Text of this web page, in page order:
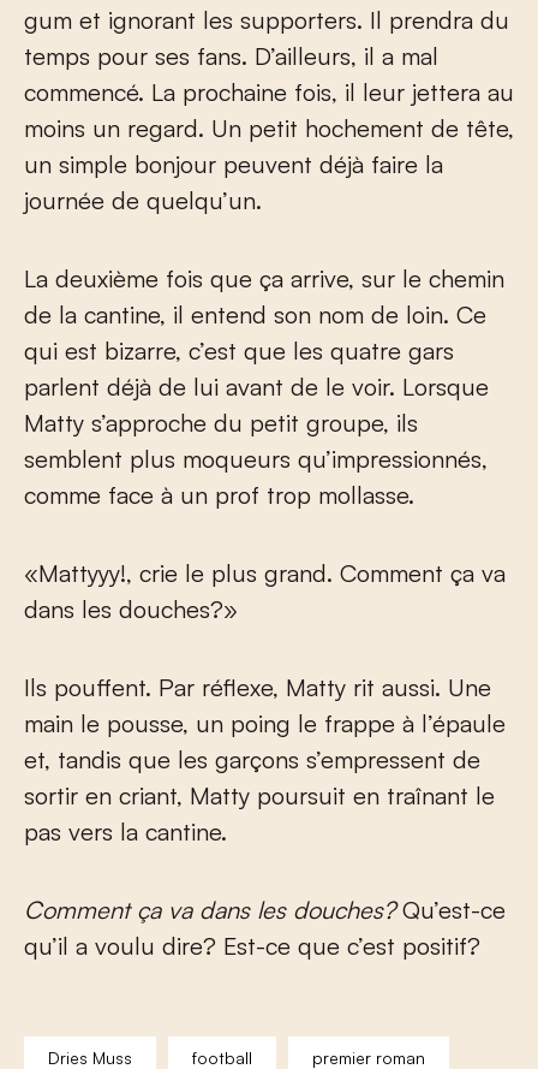
gum et ignorant les supporters. Il prendra du
temps pour ses fans. D’ailleurs, il a mal
commencé. La prochaine fois, il leur jettera au
moins un regard. Un petit hochement de tête,
un simple bonjour peuvent déjà faire la
journée de quelqu’un.
La deuxième fois que ça arrive, sur le chemin
de la cantine, il entend son nom de loin. Ce
qui est bizarre, c’est que les quatre gars
parlent déjà de lui avant de le voir. Lorsque
Matty s’approche du petit groupe, ils
semblent plus moqueurs qu’impressionnés,
comme face à un prof trop mollasse.
«Mattyyy!, crie le plus grand. Comment ça va
dans les douches?»
Ils pouffent. Par réflexe, Matty rit aussi. Une
main le pousse, un poing le frappe à l’épaule
et, tandis que les garçons s’empressent de
sortir en criant, Matty poursuit en traînant le
pas vers la cantine.
Comment ça va dans les douches?Qu’est-ce
qu’il a voulu dire? Est-ce que c’est positif?
Dries Muss football premier roman